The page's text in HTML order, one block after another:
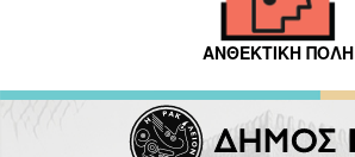
ΑΝΘΕΚΤΙΚΗ ΠΟΛΗ